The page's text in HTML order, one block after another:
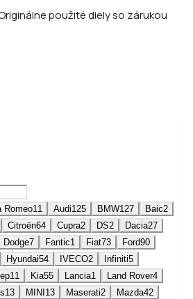
použité diely so zárukou
Romeo11 Audi125 BMW127 Baic2
Citroën64 Cupra2 DS2 Dacia27
Dodge7 Fantic1 Fiat73 Ford90
Hyundai54 IVECO2 Infiniti5
11 Kia55 Lancia1 Land Rover4
13 MINI13 Maserati2 Mazda42